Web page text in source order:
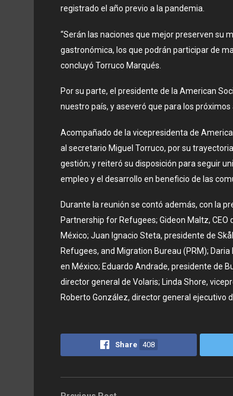
registrado el año previo a la pandemia.
“Serán las naciones que mejor preserven su
gastronómica, los que podrán participar de
concluyó Torruco Marqués.
Por su parte, el presidente de la American
nuestro país, y aseveró que para los
Acompañado de la vicepresidenta de
al secretario Miguel Torruco, por su
gestión; y reiteró su disposición para seguir
empleo y el desarrollo en beneficio de las
Durante la reunión se contó además, con la
Partnership for Refugees; Gideon Maltz,
México; Juan Ignacio Steta, presidente de
Refugees, and Migration Bureau (PRM);
en México; Eduardo Andrade, presidente de
director general de Volaris; Linda Shore,
Roberto González, director general ejecutivo
Share 408